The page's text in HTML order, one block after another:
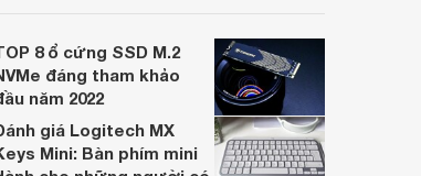
Thiết bị được thiết kế phù hợp với mọi đối
khác nhau. Bạn có thể tham khảo
chọn mua thiết bị này từ bây giờ.
8 ổ cứng SSD M.2
đáng tham khảo
năm 2022
giá Logitech MX
Mini: Bàn phím mini